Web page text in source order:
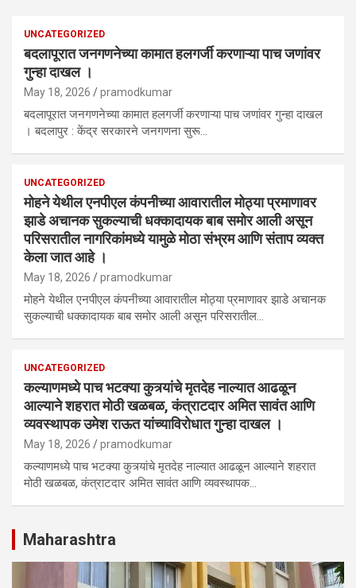
UNCATEGORIZED
बदलापूरात जनगणनेच्या कामात हलगर्जी करणाऱ्या पाच जणांवर
गुन्हा दाखल ।
May 18, 2026 pramodkumar
बदलापूरात जनगणनेच्या कामात हलगर्जी करणाऱ्या पाच जणांवर गुन्हा दाखल
। बदलापुर : केंद्र सरकारने जनगणना सुरू…
UNCATEGORIZED
मोहने येथील एनपीएल कंपनीच्या आवारातील मोठ्या प्रमाणावर
झाडे अचानक सुकल्याची धक्कादायक बाब समोर आली असून
परिसरातील नागरिकांमध्ये यामुळे मोठा संभ्रम आणि संताप व्यक्त
केला जात आहे ।
May 18, 2026 pramodkumar
मोहने येथील एनपीएल कंपनीच्या आवारातील मोठ्या प्रमाणावर झाडे अचानक
सुकल्याची धक्कादायक बाब समोर आली असून परिसरातील…
UNCATEGORIZED
कल्याणमध्ये पाच भटक्या कुत्र्यांचे मृतदेह नाल्यात आढळून
आल्याने शहरात मोठी खळबळ, कंत्राटदार अमित सावंत आणि
व्यवस्थापक उमेश राऊत यांच्याविरोधात गुन्हा दाखल ।
May 18, 2026 pramodkumar
कल्याणमध्ये पाच भटक्या कुत्र्यांचे मृतदेह नाल्यात आढळून आल्याने शहरात
मोठी खळबळ, कंत्राटदार अमित सावंत आणि व्यवस्थापक…
Maharashtra